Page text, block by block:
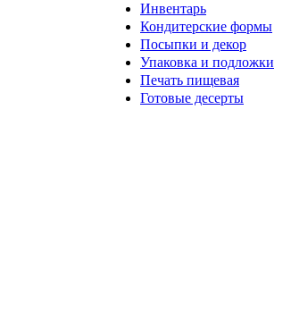
Инвентарь
Кондитерские формы
Посыпки и декор
Упаковка и подложки
Печать пищевая
Готовые десерты